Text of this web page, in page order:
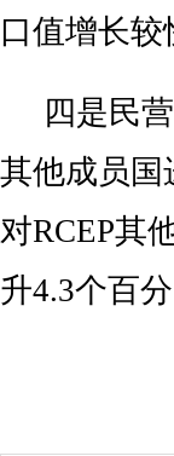
口值增长较
四是民
其他成员国
对RCEP其
升4.3个百分